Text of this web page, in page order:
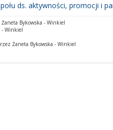
ds. aktywności, promocji i
Bykowska - Winkiel
- Winkiel
Żaneta Bykowska - Winkiel